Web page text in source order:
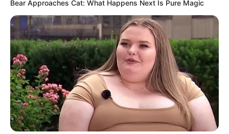
Bear Approaches Cat: What Happens Next Is Pure Magic